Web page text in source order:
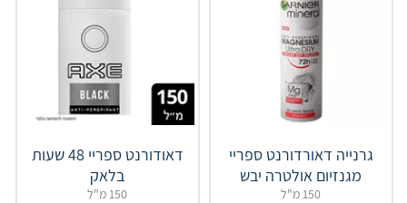
גרנייה דאורדורנט ספריי
מגנזיום אולטרה יבש
150 מ"ל
דאודורנט ספריי 48 שעות
בלאק
150 מ"ל